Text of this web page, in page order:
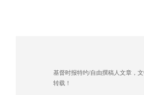
基督时报特约/自由撰稿人文章，
转载！